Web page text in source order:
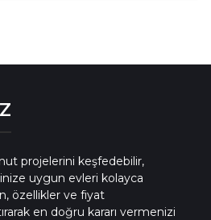
projelerini keşfedebilir,
uygun evleri kolayca
özellikler ve fiyat
en doğru kararı vermenizi